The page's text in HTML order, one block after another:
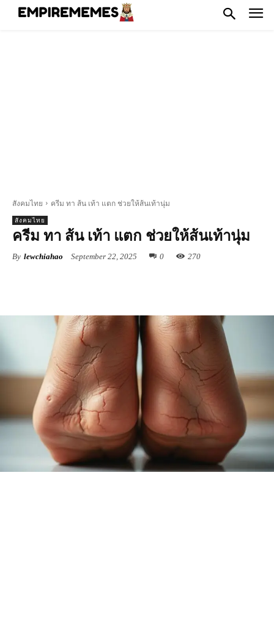
สังคมไทย ครีม ทา ส้น เท้า แตก ช่วยให้ส้นเท้านุ่ม
สังคมไทย
ครีม ทา ส้น เท้า แตก ช่วยให้ส้นเท้านุ่ม
By lewchiahao September 22, 2025 0 270